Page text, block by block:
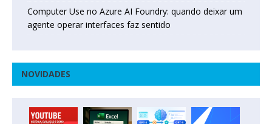
Computer Use no Azure AI Foundry: quando deixar um
agente operar interfaces faz sentido
NOVIDADES